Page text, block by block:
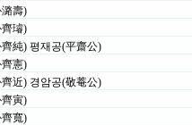
潞壽)
齊璿)
純) 평재공(平齋公)
齊憲)
近) 경암공(敬菴公)
齊寅)
齊寬)